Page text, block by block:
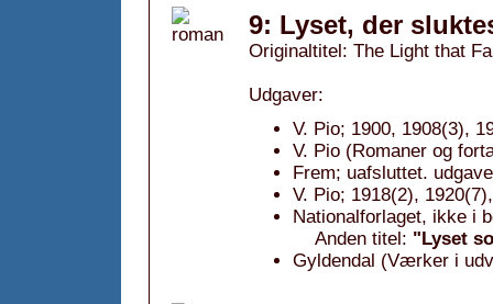
9: Lyset, der
Originaltitel: The Light that
Udgaver:
V. Pio; 1900, 1908(3),
V. Pio (Romaner og
Frem; uafsluttet.
V. Pio; 1918(2),
Nationalforlaget, ikke i
Anden titel: "Lyset
Gyldendal (Værker i